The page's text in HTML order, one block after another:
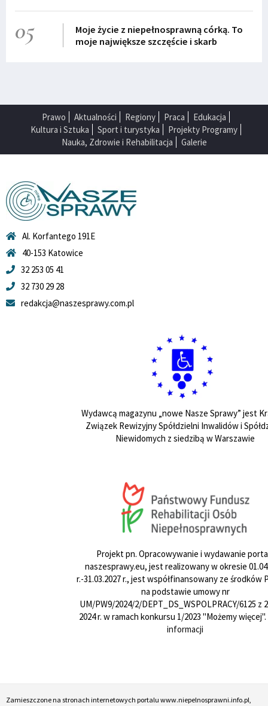
05
Moje życie z niepełnosprawną córką. To
moje największe szczęście i skarb
Prawo Aktualności Regiony Praca
Edukacja
Kultura i Sztuka
Sport i turystyka
Projekty Programy
Nauka, Zdrowie i Rehabilitacja
Galerie
Al. Korfantego 191E
40-153 Katowice
32 253 05 41
32 730 29 28
redakcja@naszesprawy.com.pl
Wydawcą magazynu „nowe Nasze Sprawy” jest
Związek Rewizyjny Spółdzielni Inwalidów i
Niewidomych z siedzibą w Warszawie
Projekt pn. Opracowywanie i wydawanie
naszesprawy.eu, jest realizowany w okresie
r.-31.03.2027 r., jest współfinansowany ze środków
na podstawie umowy nr
UM/PW9/2024/2/DEPT_DS_WSPOLPRACY/6125 z
2024 r. w ramach konkursu 1/2023 "Możemy więcej".
informacji
Zamieszczone na stronach internetowych portalu www.niepelnosprawni.info.pl,